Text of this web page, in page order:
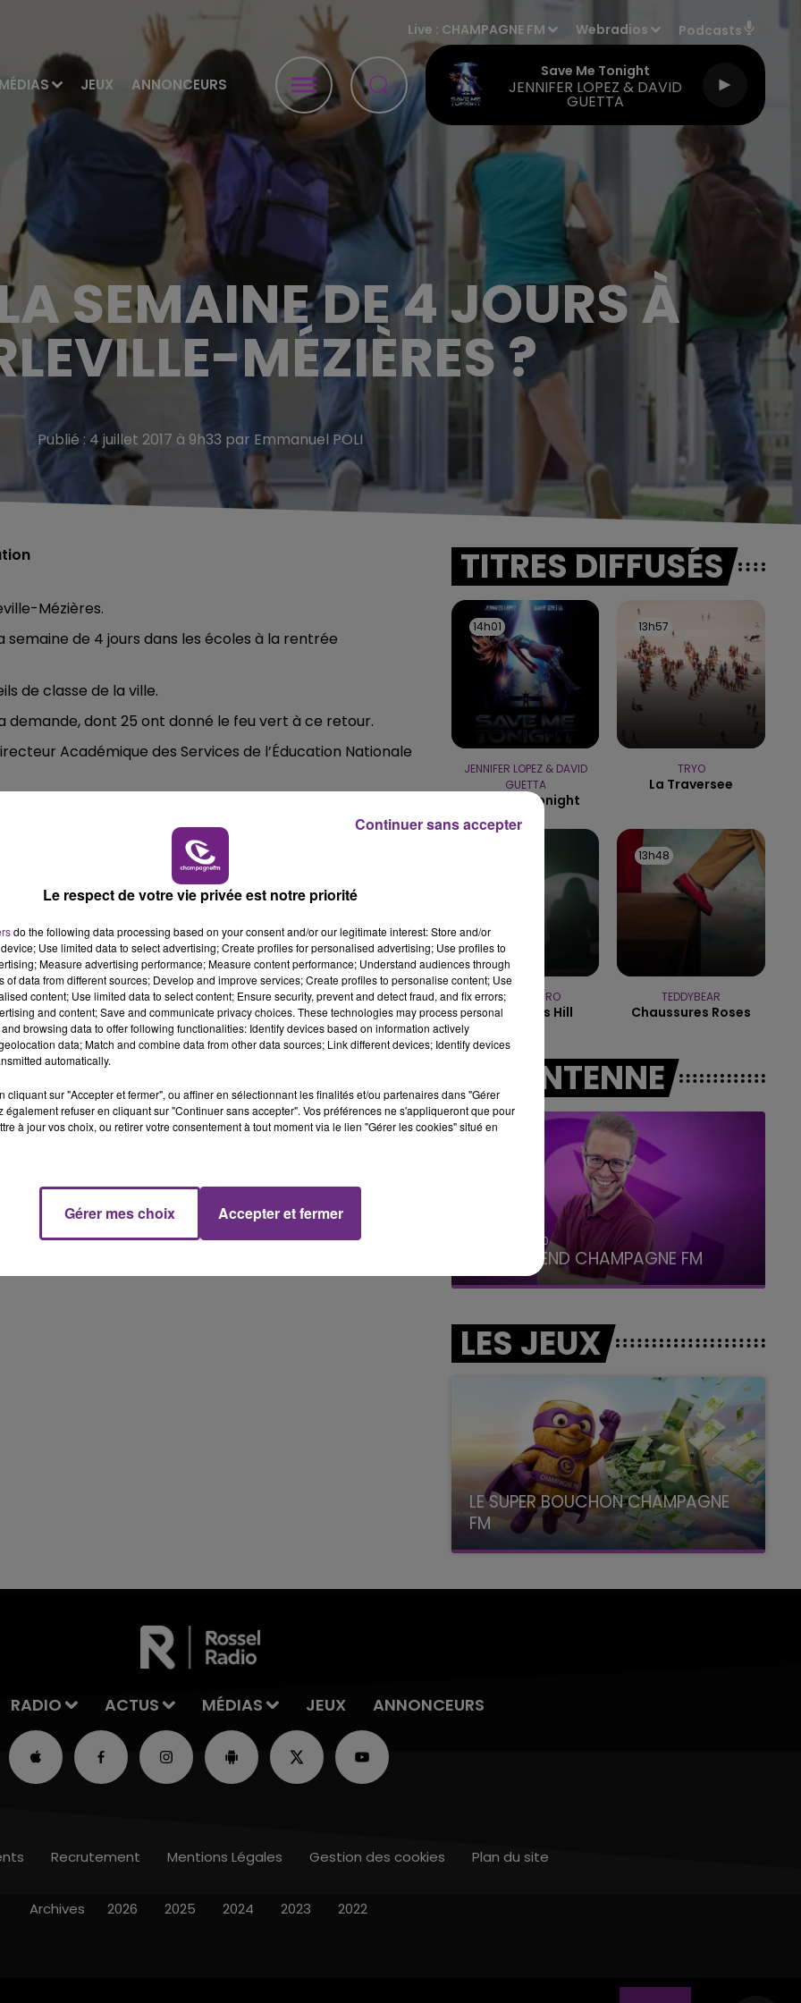
MÉDIAS JEUX ANNONCEURS
Live : CHAMPAGNE FM Webradios Podcasts
Save Me Tonight
JENNIFER LOPEZ & DAVID
GUETTA
16h00 - 20h00
LE WEEK-END CHAMPAGNE FM
7h00 - 12h00
LE WEEK-END CHAMPAGNE FM
SEMAINE DE 4 JOURS À
MÉZIÈRES ?
Publié : 4 juillet 2017 à 9h33 par Emmanuel POLI
Mézières.
de 4 jours dans les écoles à la rentrée
de classe de la ville.
demande, dont 25 ont donné le feu vert à ce retour.
Académique des Services de l’Éducation Nationale
LE MAGASIN JOUÉCLUB DE REIMS FERME
SES PORTES
C'était l'une des institutions du centre-ville
rémois. Le magasin JouéClub est contraint de
fermer ses portes.
TITRES DIFFUSÉS
14h01
14h01
JENNIFER LOPEZ & DAVID
GUETTA
Save Me Tonight
13h57
13h57
TRYO
La Traversee
SIENNA SPIRO
Die On This Hill
13h48
13h48
TEDDYBEAR
Chaussures Roses
A L'ANTENNE
7h00 - 12h00 16h00 - 20h00
LE WEEK-END CHAMPAGNE FM
LES JEUX
LE SUPER BOUCHON CHAMPAGNE
FM
avec La Famille Champagne FM, à 8H10
RADIO ACTUS MÉDIAS JEUX ANNONCEURS
Recrutement Mentions Légales Gestion des cookies Plan du site
Archives 2026 2025 2024 2023 2022
Le respect de votre vie privée est notre priorité
do the following data processing based on your consent and/or our legitimate interest: Store and/or
Use limited data to select advertising; Create profiles for personalised advertising; Use profiles to
Measure advertising performance; Measure content performance; Understand audiences through
of data from different sources; Develop and improve services; Create profiles to personalise content; Use
content; Use limited data to select content; Ensure security, prevent and detect fraud, and fix errors;
and content; Save and communicate privacy choices. These technologies may process personal
browsing data to offer following functionalities: Identify devices based on information actively
data; Match and combine data from other data sources; Link different devices; Identify devices
automatically.
cliquant sur "Accepter et fermer", ou affiner en sélectionnant les finalités et/ou partenaires dans "Gérer
également refuser en cliquant sur "Continuer sans accepter". Vos préférences ne s'appliqueront que pour
à jour vos choix, ou retirer votre consentement à tout moment via le lien "Gérer les cookies" situé en
Gérer mes choix Accepter et fermer
Continuer sans accepter